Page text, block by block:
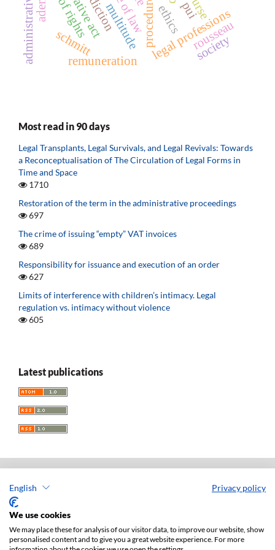
English Privacy policy
We use cookies
We may place these for analysis of our visitor data, to improve our website, show
personalised content and to give you a great website experience. For more
ethics
legal professions
procedure
multitude rousseau
schmitt
remuneration
pui
society
Most read in 90 days
Legal Transplants, Legal Survivals, and Legal Revivals: Towards
a Reconceptualisation of The Circulation of Legal Forms in
Time and Space
1710
Restoration of the term in the administrative proceedings
697
The crime of issuing “empty” VAT invoices
689
Responsibility for issuance and execution of an order
627
Limits of interference with children’s intimacy. Legal
regulation vs. intimacy without violence
605
Latest publications
Acta Universitatis Lodziensis. Folia Iuridica
ISSN: 0208-6069
Publisher: Lodz University Press (website)